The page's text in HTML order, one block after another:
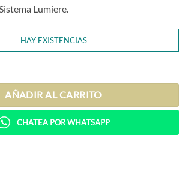
Lumiere.
HAY EXISTENCIAS
AÑADIR AL CARRITO
CHATEA POR WHATSAPP